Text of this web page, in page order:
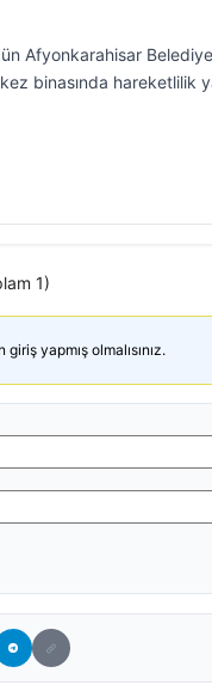
Afyonkarahisar Belediye
binasında hareketlilik
1)
yapmış olmalısınız.